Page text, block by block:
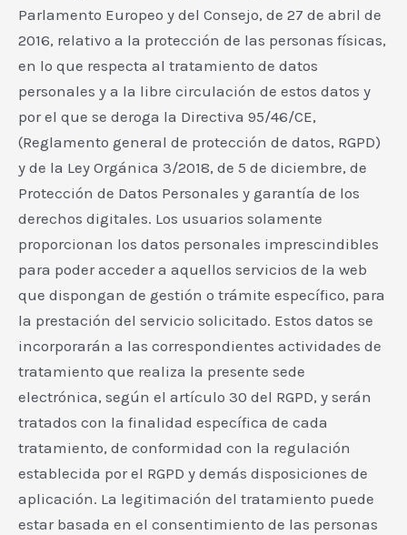
Parlamento Europeo y del Consejo, de 27 de abril de
2016, relativo a la protección de las personas físicas,
en lo que respecta al tratamiento de datos
personales y a la libre circulación de estos datos y
por el que se deroga la Directiva 95/46/CE,
(Reglamento general de protección de datos, RGPD)
y de la Ley Orgánica 3/2018, de 5 de diciembre, de
Protección de Datos Personales y garantía de los
derechos digitales. Los usuarios solamente
proporcionan los datos personales imprescindibles
para poder acceder a aquellos servicios de la web
que dispongan de gestión o trámite específico, para
la prestación del servicio solicitado. Estos datos se
incorporarán a las correspondientes actividades de
tratamiento que realiza la presente sede
electrónica, según el artículo 30 del RGPD, y serán
tratados con la finalidad específica de cada
tratamiento, de conformidad con la regulación
establecida por el RGPD y demás disposiciones de
aplicación. La legitimación del tratamiento puede
estar basada en el consentimiento de las personas